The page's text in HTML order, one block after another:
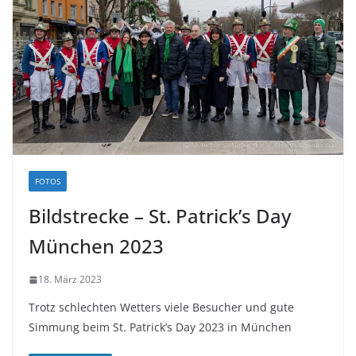
FOTOS
Bildstrecke – St. Patrick’s Day
München 2023
18. März 2023
Trotz schlechten Wetters viele Besucher und gute
Simmung beim St. Patrick’s Day 2023 in München